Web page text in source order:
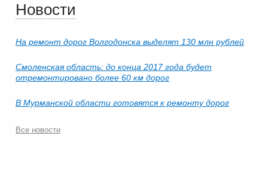
Новости
На ремонт дорог Волгодонска выделят 130 млн рублей
Смоленская область: до конца 2017 года будет
отремонтировано более 60 км дорог
В Мурманской области готовятся к ремонту дорог
Все новости